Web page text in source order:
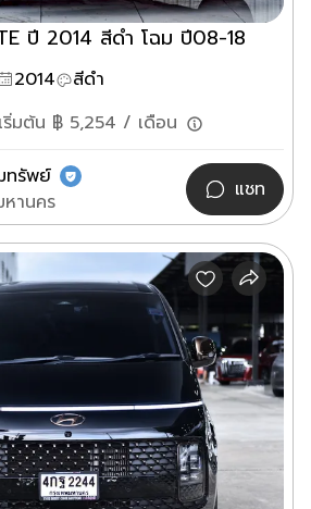
ปี 2014 สีดำ โฉม ปี08-18
2014 สีดำ
ริ่มต้น ฿ 5,254 / เดือน
ทรัพย์
านคร
แชท